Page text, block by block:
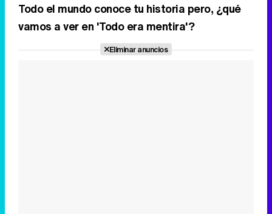
Todo el mundo conoce tu historia pero, ¿qué
vamos a ver en 'Todo era mentira'?
Eliminar anuncios